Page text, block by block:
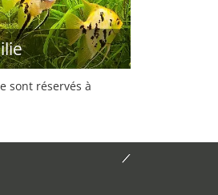
sont réservés à